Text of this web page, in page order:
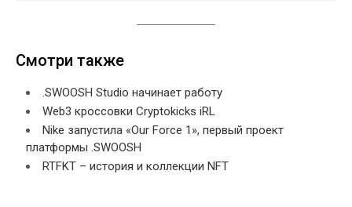
Смотри также
.SWOOSH Studio начинает работу
Web3 кроссовки Cryptokicks iRL
Nike запустила «Our Force 1», первый проект
платформы .SWOOSH
RTFKT – история и коллекции NFT